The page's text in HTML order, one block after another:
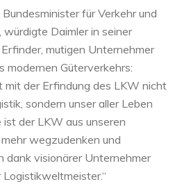
für Verkehr und
Daimler in seiner
mutigen Unternehmer
modernen Güterverkehrs:
mit der Erfindung des LKW nicht
sondern unser aller Leben
der LKW aus unseren
wegzudenken und
dank visionärer Unternehmer